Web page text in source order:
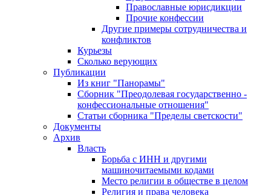
Православные юрисдикции
Прочие конфессии
Другие примеры сотрудничества и
конфликтов
Курьезы
Сколько верующих
Публикации
Из книг "Панорамы"
Сборник "Преодолевая государственно -
конфессиональные отношения"
Статьи сборника "Пределы светскости"
Документы
Архив
Власть
Борьба с ИНН и другими
машиночитаемыми кодами
Место религии в обществе в целом
Религия и права человека